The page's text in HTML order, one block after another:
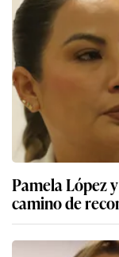
Pamela López
camino de